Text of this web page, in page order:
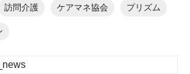
訪問介護 ケアマネ協会 プリズム